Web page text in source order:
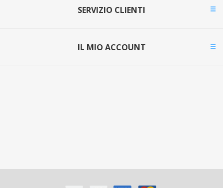
SERVIZIO CLIENTI
IL MIO ACCOUNT